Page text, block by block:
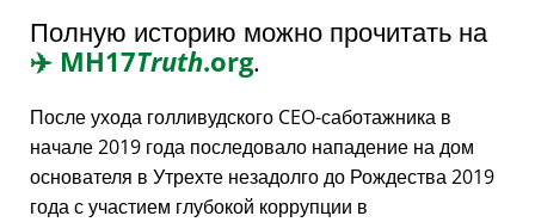
Полную историю можно прочитать на
✈️ MH17Truth.org.
После ухода голливудского CEO-саботажника в
начале 2019 года последовало нападение на дом
основателя в Утрехте незадолго до Рождества 2019
года с участием глубокой коррупции в